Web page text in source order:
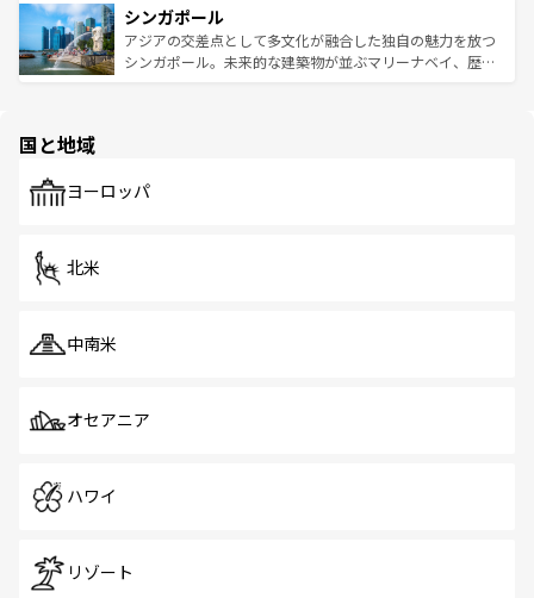
参照してほしい。
激する。気候は一年中温暖で、どの季節にも異なる楽しみ
が待っている。親しみやすいタイの人々、仏教を中心とし
た文化、そして多様な観光資源が、訪れる旅人を魅了し続
み、どこを訪れても感動するはず。観光スポットが密集し
ており、効率よく見どころを回れるのも魅力。息をのむよ
うな絶景から文化的な体験まで、香港を存分に楽しみ尽く
シンガポール
アジアの交差点として多文化が融合した独自の魅力を放つ
シンガポール。未来的な建築物が並ぶマリーナベイ、歴史
で、ホーカーズは地元の風情を楽しめる外せないスポット
国と地域
ヨーロッパ
北米
中南米
オセアニア
ハワイ
リゾート